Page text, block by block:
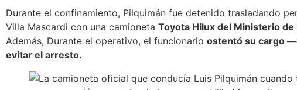
Durante el confinamiento, Pilquimán fue detenido trasladando
Villa Mascardi con una camioneta Toyota Hilux del Ministerio
Además, Durante el operativo, el funcionario ostentó su cargo
evitar el arresto.